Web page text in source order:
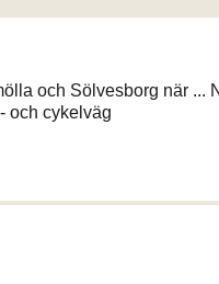
och Sölvesborg när ...
och cykelväg